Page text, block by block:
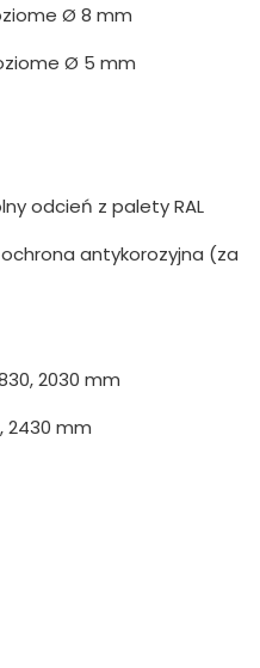
Ø 8 mm
Ø 5 mm
odcień z palety RAL
antykorozyjna (za
2030 mm
2430 mm